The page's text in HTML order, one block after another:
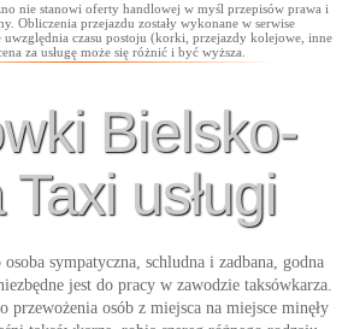
nie stanowi oferty handlowej w myśl przepisów prawa i
Obliczenia przejazdu zostały wykonane w serwise
czasu postoju (korki, przejazdy kolejowe, inne
za usługę może się różnić i być wyższa.
Bielsko-
Taxi usługi
sympatyczna, schludna i zadbana, godna
jest do pracy w zawodzie taksówkarza.
przewożenia osób z miejsca na miejsce minęły